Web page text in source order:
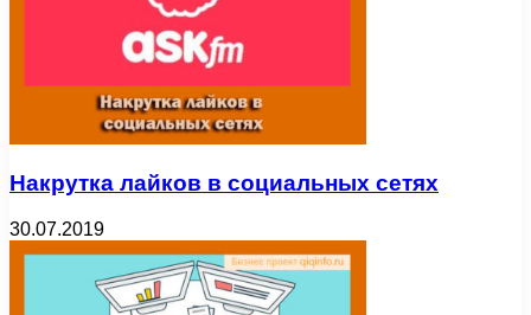
Накрутка лайков в социальных сетях
30.07.2019